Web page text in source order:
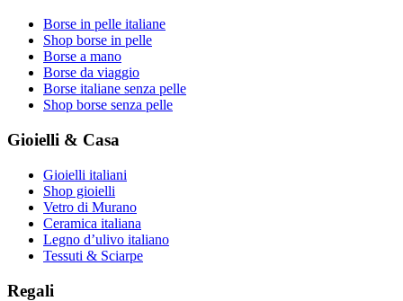
Borse in pelle italiane
Shop borse in pelle
Borse a mano
Borse da viaggio
Borse italiane senza pelle
Shop borse senza pelle
Gioielli & Casa
Gioielli italiani
Shop gioielli
Vetro di Murano
Ceramica italiana
Legno d’ulivo italiano
Tessuti & Sciarpe
Regali